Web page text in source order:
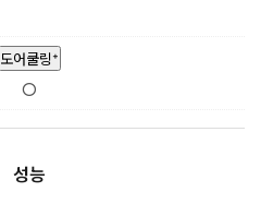
도어쿨링⁺
O
성능